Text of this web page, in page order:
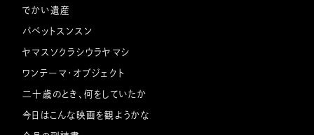
でかい遺産
パペットスンスン
ヤマスソクラシウラヤマシ
ワンテーマ・オブジェクト
二十歳のとき、何をしていたか
今日はこんな映画を観ようかな